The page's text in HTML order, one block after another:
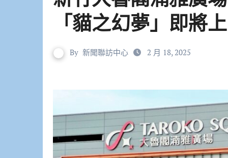
「貓之幻夢」即將
By 新聞聯訪中心 2 月 18, 2025